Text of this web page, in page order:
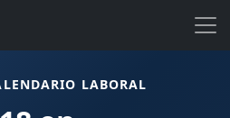
LABORAL